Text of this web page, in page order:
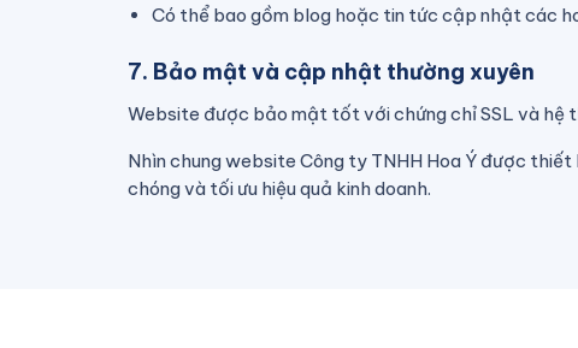
Có thể bao gồm blog hoặc tin tức cập nhật các
7. Bảo mật và cập nhật thường xuyên
Website được bảo mật tốt với chứng chỉ SSL và hệ
Nhìn chung website Công ty TNHH Hoa Ý được
chóng và tối ưu hiệu quả kinh doanh.